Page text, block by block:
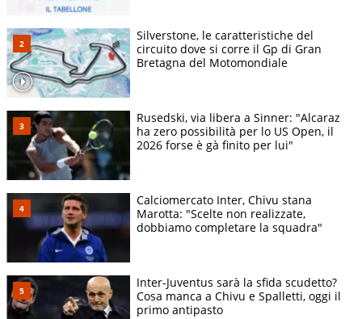
Silverstone, le caratteristiche del
circuito dove si corre il Gp di Gran
Bretagna del Motomondiale
Rusedski, via libera a Sinner: "Alcaraz
ha zero possibilità per lo US Open, il
2026 forse è gà finito per lui"
Calciomercato Inter, Chivu stana
Marotta: "Scelte non realizzate,
dobbiamo completare la squadra"
Inter-Juventus sarà la sfida scudetto?
Cosa manca a Chivu e Spalletti, oggi il
primo antipasto